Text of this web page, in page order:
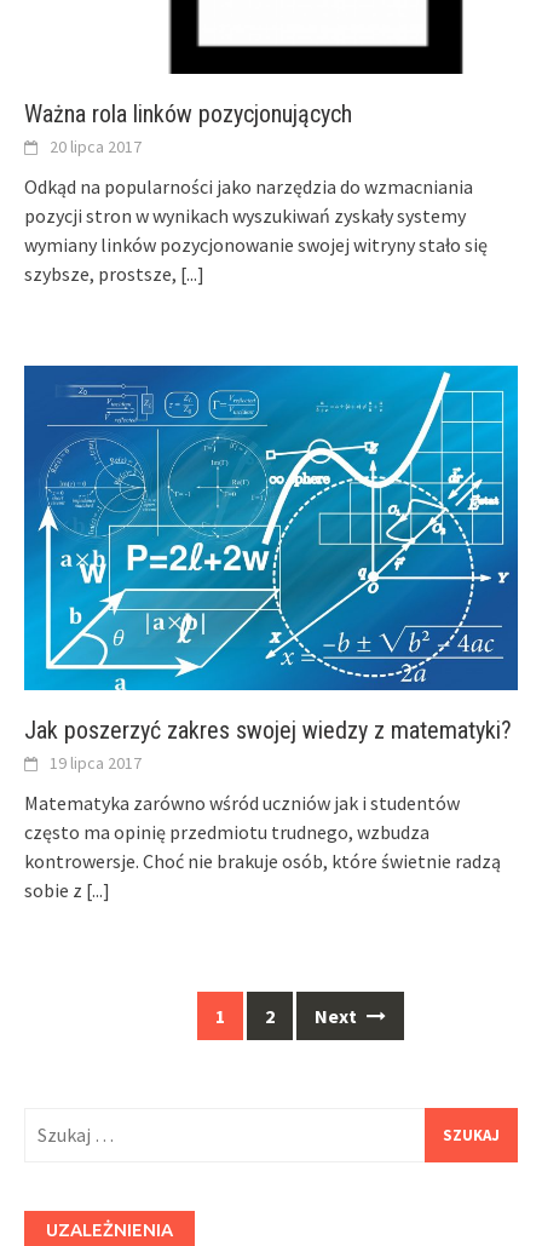
Ważna rola linków pozycjonujących
20 lipca 2017
Odkąd na popularności jako narzędzia do wzmacniania
pozycji stron w wynikach wyszukiwań zyskały systemy
wymiany linków pozycjonowanie swojej witryny stało się
szybsze, prostsze, [...]
Jak poszerzyć zakres swojej wiedzy z matematyki?
19 lipca 2017
Matematyka zarówno wśród uczniów jak i studentów
często ma opinię przedmiotu trudnego, wzbudza
kontrowersje. Choć nie brakuje osób, które świetnie radzą
sobie z [...]
1 2 Next
UZALEŻNIENIA